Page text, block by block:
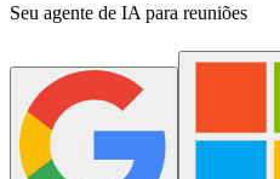
Seu agente de IA para reuniões